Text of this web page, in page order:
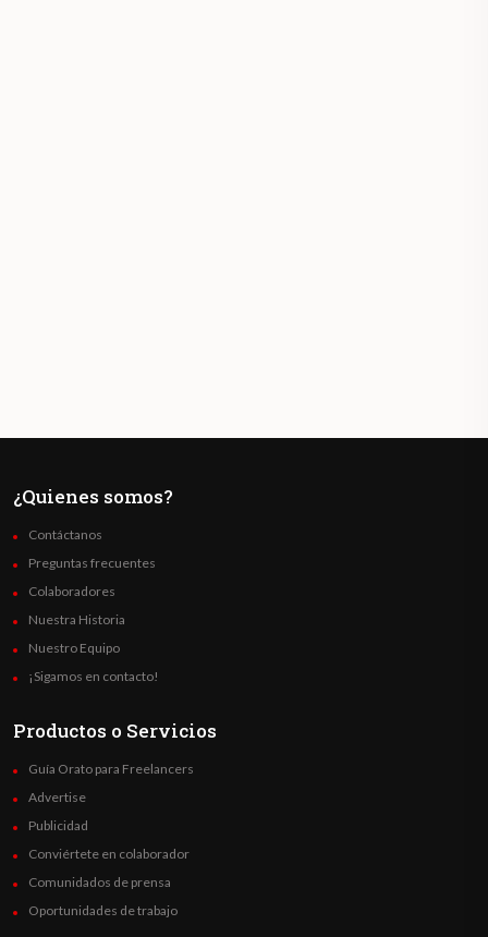
¿Quienes somos?
Contáctanos
Preguntas frecuentes
Colaboradores
Nuestra Historia
Nuestro Equipo
¡Sigamos en contacto!
Productos o Servicios
Guía Orato para Freelancers
Advertise
Publicidad
Conviértete en colaborador
Comunidados de prensa
Oportunidades de trabajo